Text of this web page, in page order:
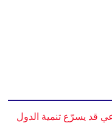
قد يسرّع تنمية الدول